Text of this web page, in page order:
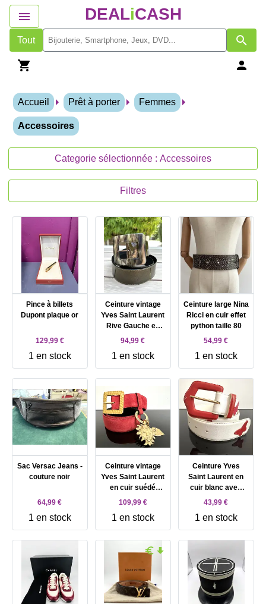
DEALiCASH
Tout
Accueil Prêt à porter Femmes
Accessoires
Categorie sélectionnée : Accessoires
Filtres
Pince à billets
Dupont plaque or
129,99 €
1 en stock
Ceinture vintage
Yves Saint Laurent
Rive Gauche en
cuir verni pailleté
boucle carrée au
motif écaille
94,99 €
1 en stock
Ceinture large Nina
Ricci en cuir effet
python taille 80
54,99 €
1 en stock
Sac Versac Jeans -
couture noir
64,99 €
1 en stock
Ceinture vintage
Yves Saint Laurent
en cuir suédé
rouge avec
coeur, boucle
martelée dorée
taille 85/34
109,99 €
1 en stock
Ceinture Yves
Saint Laurent en
cuir blanc avec
papillons colorés
référence 8966
43,99 €
1 en stock